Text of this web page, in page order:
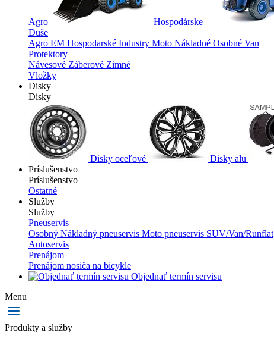
Agro Hospodárske
Duše
Agro EM Hospodarské Industry Moto Nákladné Osobné Van
Protektory
Návesové Záberové Zimné
Vložky
Disky
Disky
Disky oceľové Disky alu
Príslušenstvo
Príslušenstvo
Ostatné
Služby
Služby
Pneuservis
Osobný Nákladný pneuservis Moto pneuservis SUV/Van/Runflat
Autoservis
Prenájom
Prenájom nosiča na bicykle
Objednať termín servisu
Menu
Produkty a služby